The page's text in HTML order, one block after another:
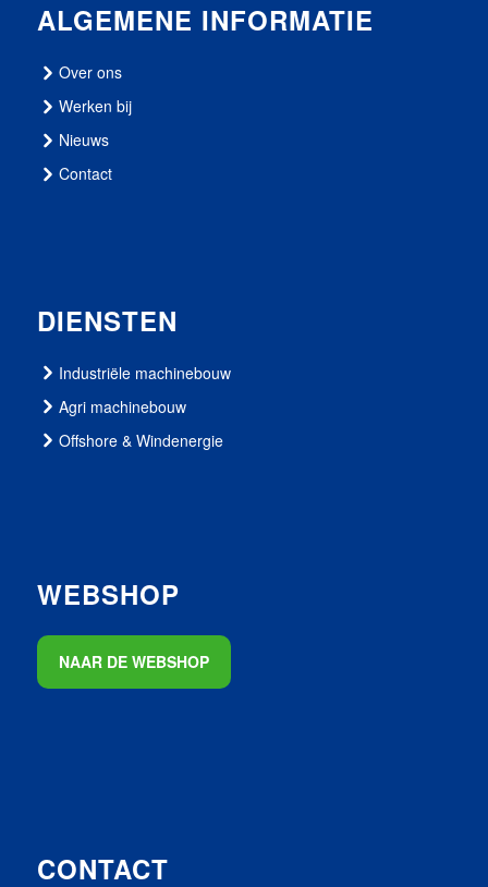
ALGEMENE INFORMATIE
Over ons
Werken bij
Nieuws
Contact
DIENSTEN
Industriële machinebouw
Agri machinebouw
Offshore & Windenergie
WEBSHOP
NAAR DE WEBSHOP
CONTACT